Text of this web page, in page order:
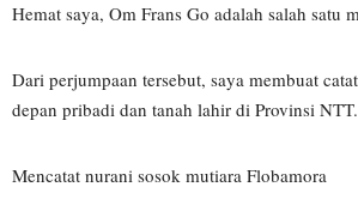
Hemat saya, Om Frans Go adalah salah satu
Dari perjumpaan tersebut, saya membuat
depan pribadi dan tanah lahir di Provinsi
Mencatat nurani sosok mutiara Flobamora